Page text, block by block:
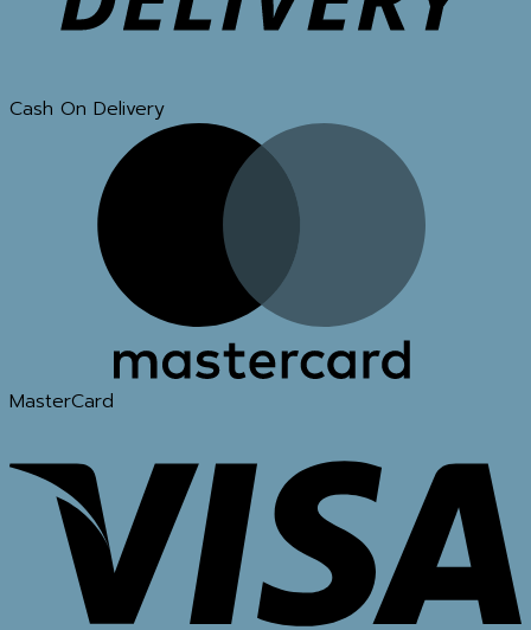
Cash On Delivery
MasterCard